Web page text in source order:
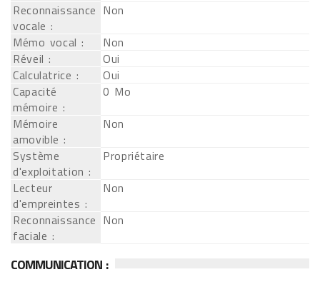
Reconnaissance
vocale :
Non
Mémo vocal :
Non
Réveil :
Oui
Calculatrice :
Oui
Capacité
mémoire :
0 Mo
Mémoire
amovible :
Non
Système
d'exploitation :
Propriétaire
Lecteur
d'empreintes :
Non
Reconnaissance
faciale :
Non
COMMUNICATION :